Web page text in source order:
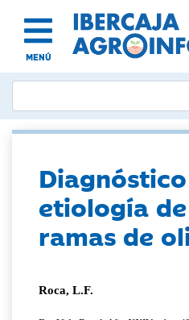
MENÚ
etiología
ramas de
Roca, L.F.